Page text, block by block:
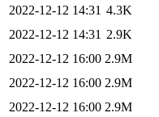
2022-12-12 14:31 4.3K
2022-12-12 14:31 2.9K
2022-12-12 16:00 2.9M
2022-12-12 16:00 2.9M
2022-12-12 16:00 2.9M